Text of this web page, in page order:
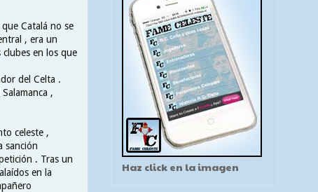
Catalá no se
, era un
en los que
del Celta .
,
celeste ,
sanción
. Tras un
en la
Haz click en la imagen